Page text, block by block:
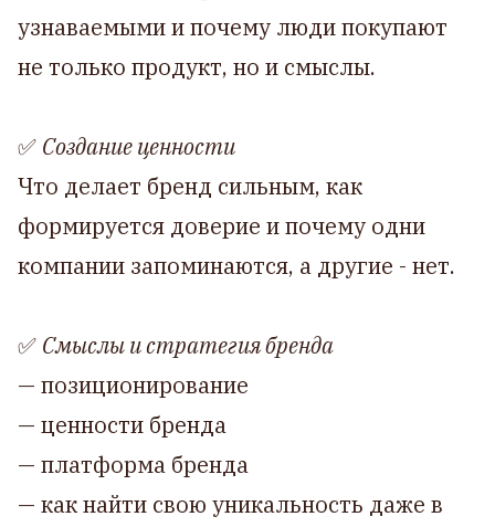
узнаваемыми и почему люди покупают
не только продукт, но и смыслы.
✅ Создание ценности
Что делает бренд сильным, как
формируется доверие и почему одни
компании запоминаются, а другие - нет.
✅ Смыслы и стратегия бренда
— позиционирование
— ценности бренда
— платформа бренда
— как найти свою уникальность даже в